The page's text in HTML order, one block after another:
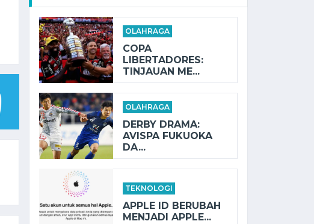
OLAHRAGA
COPA
LIBERTADORES:
TINJAUAN ME...
OLAHRAGA
DERBY DRAMA:
AVISPA FUKUOKA
DA...
TEKNOLOGI
APPLE ID BERUBAH
MENJADI APPLE...